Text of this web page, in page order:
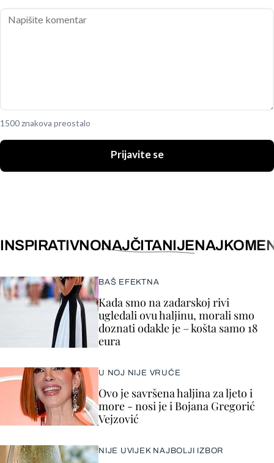
1500 znakova preostalo
Prijavite se
INSPIRATIVNONAJČITANIJE
BAŠ EFEKTNA
Kada smo na zadarskoj rivi
ugledali ovu haljinu, morali smo
doznati odakle je – košta samo 18
eura
U NOJ NIJE VRUĆE
Ovo je savršena haljina za ljeto i
more - nosi je i Bojana Gregorić
Vejzović
NIJE UVIJEK NAJBOLJI IZBOR